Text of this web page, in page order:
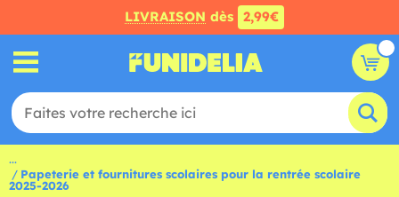
LIVRAISON dès 2,99€
...
Papeterie et fournitures scolaires pour la rentrée scolaire
2025-2026